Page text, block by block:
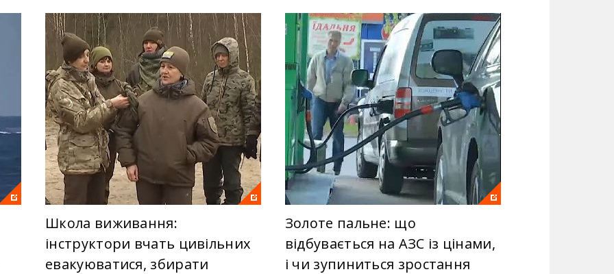
Школа виживання:
інструктори вчать цивільних
евакуюватися, збирати
Золоте пальне: що
відбувається на АЗС із цінами,
і чи зупиниться зростання